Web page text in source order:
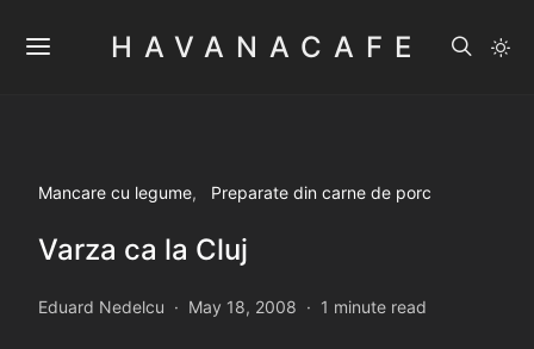
HAVANACAFE
Mancare cu legume Preparate din carne de porc
Varza ca la Cluj
Eduard Nedelcu May 18, 2008 1 minute read